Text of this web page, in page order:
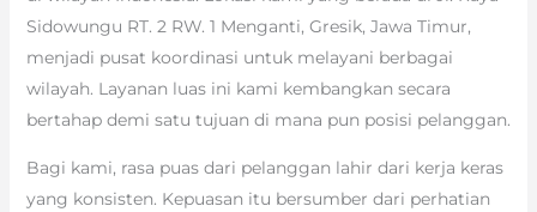
Sidowungu RT. 2 RW. 1 Menganti, Gresik, Jawa Timur,
menjadi pusat koordinasi untuk melayani berbagai
wilayah. Layanan luas ini kami kembangkan secara
bertahap demi satu tujuan di mana pun posisi pelanggan.
Bagi kami, rasa puas dari pelanggan lahir dari kerja keras
yang konsisten. Kepuasan itu bersumber dari perhatian